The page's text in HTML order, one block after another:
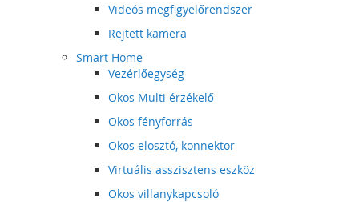
Videós megfigyelőrendszer
Rejtett kamera
Smart Home
Vezérlőegység
Okos Multi érzékelő
Okos fényforrás
Okos elosztó, konnektor
Virtuális asszisztens eszköz
Okos villanykapcsoló